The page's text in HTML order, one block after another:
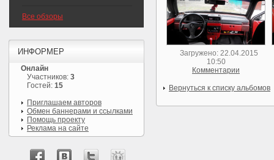
Загружено: 22.04.2015
10:50
Комментарии
Вернуться к списку альбомов
Все обзоры
ИНФОРМЕР
Онлайн
Участников: 3
Гостей: 15
Приглашаем авторов
Обмен баннерами и ссылками
Помощь проекту
Реклама на сайте